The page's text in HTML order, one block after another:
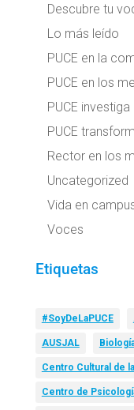
Descubre tu
Lo más leído
PUCE en la
PUCE en los
PUCE investiga
PUCE
Rector en los
Uncategorized
Vida en
Voces
Etiquetas
#SoyDeLaPUCE
AUSJAL
Centro Cultural de
Centro de